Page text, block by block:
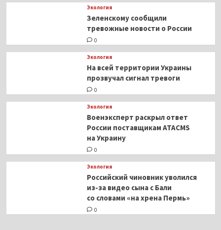
Экология
Зеленскому сообщили
тревожные новости о России
0
Экология
На всей территории Украины
прозвучал сигнал тревоги
0
Экология
Военэксперт раскрыл ответ
России поставщикам ATACMS
на Украину
0
Экология
Российский чиновник уволился
из-за видео сына с Бали
со словами «на хрена Пермь»
0